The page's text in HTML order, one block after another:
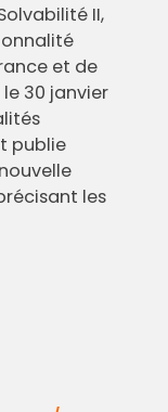
II,
et de
30 janvier
publie
les